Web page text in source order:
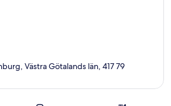
Västra Götalands län, 417 79